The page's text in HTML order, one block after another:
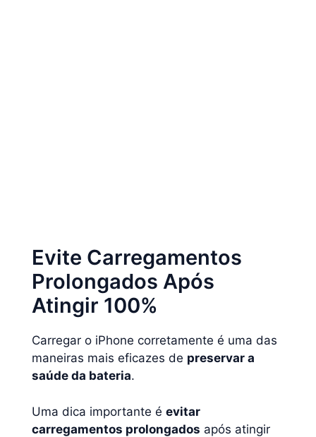
Evite Carregamentos
Prolongados Após
Atingir 100%
Carregar o iPhone corretamente é uma das
maneiras mais eficazes de preservar a
saúde da bateria.
Uma dica importante é evitar
carregamentos prolongados após atingir